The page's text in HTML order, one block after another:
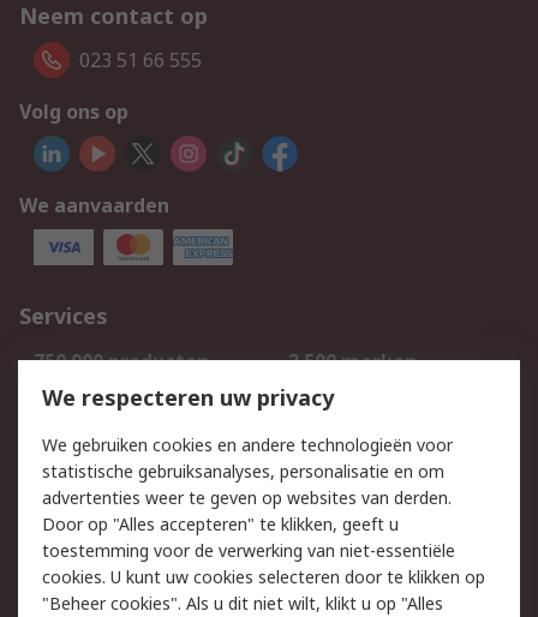
Neem contact op
023 51 66 555
Volg ons op
We aanvaarden
Services
750.000 producten
2.500 merken
Bestellen
Inkoopoplossingen
Track & Trace
Wettelijk
Cookiebeleid
Email veiligheid
Privacybeleid
Websitevoorwaarden
We respecteren uw privacy
We gebruiken cookies en andere technologieën voor
statistische gebruiksanalyses, personalisatie en om
advertenties weer te geven op websites van derden.
Door op "Alles accepteren" te klikken, geeft u
toestemming voor de verwerking van niet-essentiële
cookies. U kunt uw cookies selecteren door te klikken op
"Beheer cookies". Als u dit niet wilt, klikt u op "Alles